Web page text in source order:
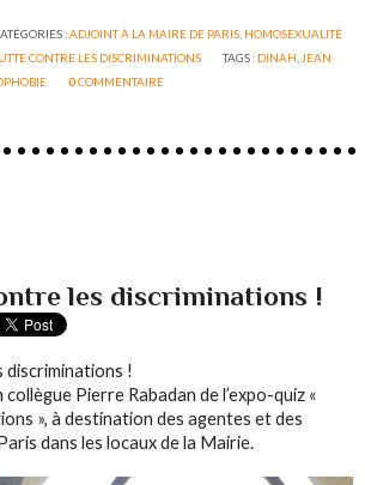
:ADJOINT À LA MAIRE DE PARIS, HOMOSEXUALITÉ
CONTRE LES DISCRIMINATIONS TAGS : DINAH JEAN
0COMMENTAIRE
les discriminations !
!
Pierre Rabadan de l’expo-quiz «
», à destination des agentes et des
dans les locaux de la Mairie.